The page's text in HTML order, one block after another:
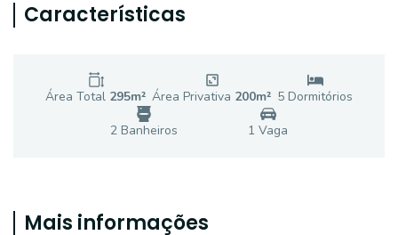
Características
Área Total 295m² Área Privativa 200m² 5 Dormitórios
2 Banheiros 1 Vaga
Mais informações